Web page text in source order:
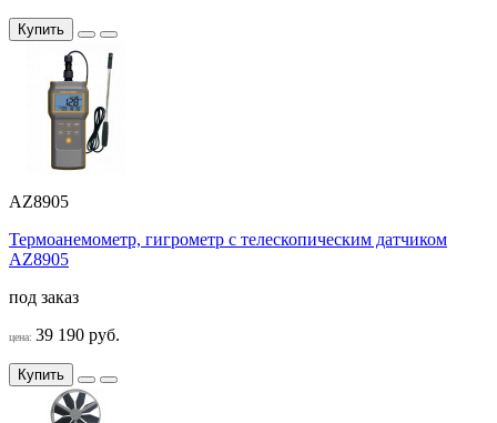
Купить
AZ8905
Термоанемометр, гигрометр с телескопическим датчиком
AZ8905
под заказ
цена: 39 190 руб.
Купить